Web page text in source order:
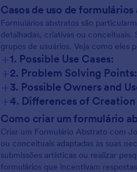
Casos de uso de
Formulários abstratos são
detalhadas, criativas ou conceituais.
grupos de usuários. Veja como eles
+1. Possible Use Cases:
+2. Problem Solving Points:
+3. Possible Owners and
+4. Differences of
O conteúdo e os campos
Como criar um formulário
Criar um Formulário Abstrato com
ou conceituais adaptadas às suas
submissões artísticas ou realizar
formulários que incentivam